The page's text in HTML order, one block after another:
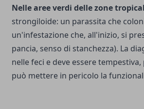
Nelle aree verdi delle zone
strongiloide: un parassita che
un'infestazione che, all'inizio, si
pancia, senso di stanchezza). La
nelle feci e deve essere
può mettere in pericolo la